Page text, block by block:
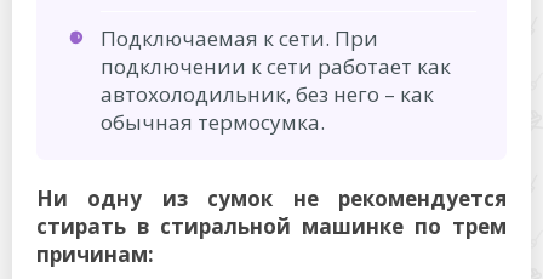
Подключаемая к сети. При
подключении к сети работает как
автохолодильник, без него – как
обычная термосумка.
Ни одну из сумок не рекомендуется
стирать в стиральной машинке по трем
причинам: